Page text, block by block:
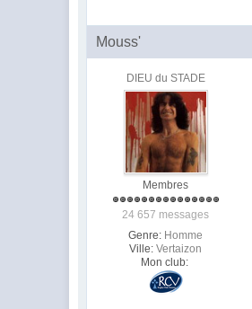
Mouss'
DIEU du STADE
Membres
24 657 messages
Genre: Homme
Ville: Vertaizon
Mon club: